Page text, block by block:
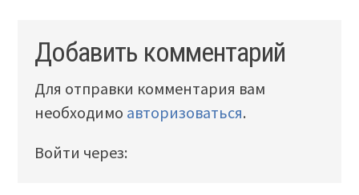
Добавить комментарий
Для отправки комментария вам
необходимо авторизоваться.
Войти через: